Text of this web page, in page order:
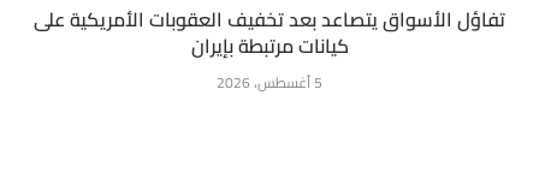
تفاؤل الأسواق يتصاعد بعد تخفيف العقوبات الأمريكية على
كيانات مرتبطة بإيران
5 أغسطس، 2026